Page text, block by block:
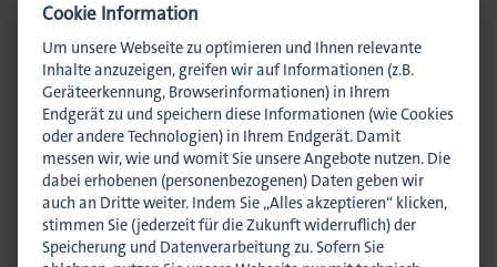
Ansprechpartner
Lisa Harnisch, Assistenz
l.harnisch@dmpi-bw.de
0711 45044-32
Cookie Information
Um unsere Webseite zu optimieren und Ihnen relevante
Inhalte anzuzeigen, greifen wir auf Informationen (z.B.
Geräteerkennung, Browserinformationen) in Ihrem
Endgerät zu und speichern diese Informationen (wie Cookies
oder andere Technologien) in Ihrem Endgerät. Damit
messen wir, wie und womit Sie unsere Angebote nutzen. Die
dabei erhobenen (personenbezogenen) Daten geben wir
auch an Dritte weiter. Indem Sie „Alles akzeptieren“ klicken,
stimmen Sie (jederzeit für die Zukunft widerruflich) der
Speicherung und Datenverarbeitung zu. Sofern Sie